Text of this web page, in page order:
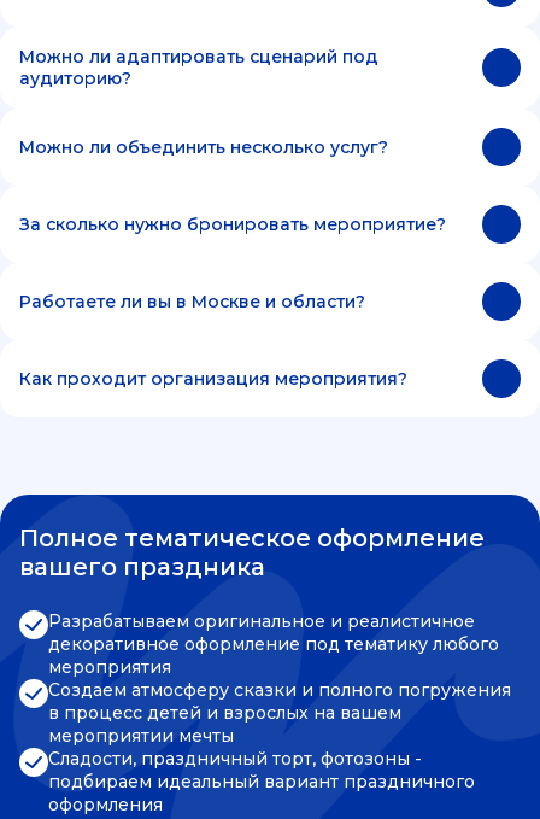
Можно ли адаптировать сценарий под
аудиторию?
Можно ли объединить несколько услуг?
За сколько нужно бронировать мероприятие?
Работаете ли вы в Москве и области?
Как проходит организация мероприятия?
Полное тематическое оформление
вашего праздника
Разрабатываем оригинальное и реалистичное
декоративное оформление под тематику любого
мероприятия
Создаем атмосферу сказки и полного погружения
в процесс детей и взрослых на вашем
мероприятии мечты
Сладости, праздничный торт, фотозоны -
подбираем идеальный вариант праздничного
оформления